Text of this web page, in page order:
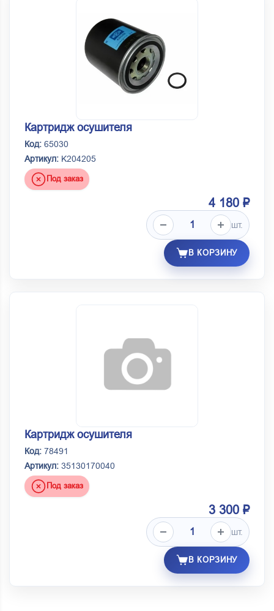
Картридж осушителя
Код: 65030
Артикул: K204205
Под заказ
4 180 ₽
шт.
В КОРЗИНУ
Картридж осушителя
Код: 78491
Артикул: 35130170040
Под заказ
3 300 ₽
шт.
В КОРЗИНУ